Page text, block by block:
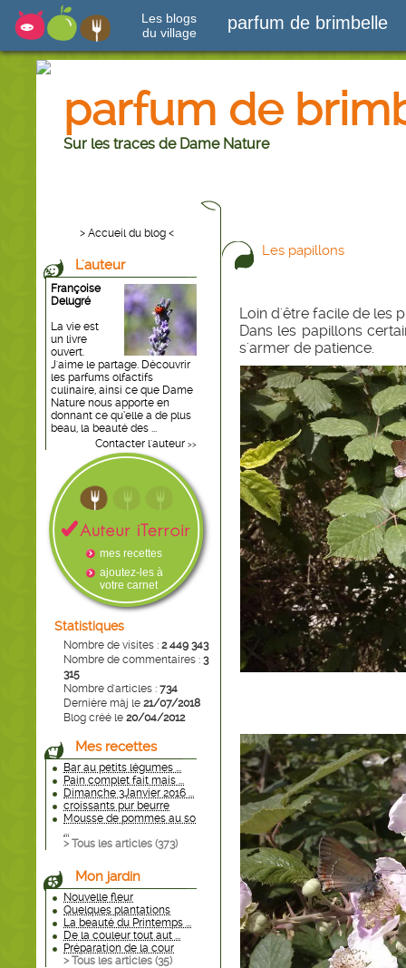
Les blogs
du village
parfum de brimbelle
parfum de
Sur les traces de Dame Nature
> Accueil du blog <
L'auteur
Françoise
Delugré
La vie est
un livre
ouvert.
J'aime le partage. Découvrir
les parfums olfactifs
culinaire, ainsi ce que Dame
Nature nous apporte en
donnant ce qu’elle a de plus
beau, la beauté des ...
Contacter l'auteur >>
mes recettes
ajoutez-les à
votre carnet
Statistiques
Nombre de visites : 2 449 343
Nombre de commentaires : 3
315
Nombre d'articles : 734
Dernière màj le 21/07/2018
Blog créé le 20/04/2012
Mes recettes
Bar au petits légumes ...
Pain complet fait mais ...
Dimanche 3Janvier 2016 ...
croissants pur beurre
Mousse de pommes au so
...
> Tous les articles (373)
Mon jardin
Nouvelle fleur
Quelques plantations
La beauté du Printemps ...
De la couleur tout aut ...
Préparation de la cour
> Tous les articles (35)
Les papillons
Loin d'être facile de les
Dans les papillons
s'armer de patience.